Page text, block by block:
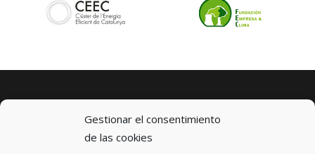
Gestionar el consentimiento
de las cookies